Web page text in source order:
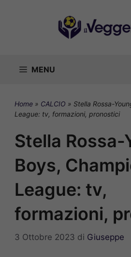
MENU
Home » CALCIO » Stella Rossa-
League: tv, formazioni, pronostici
Stella Rossa-
Boys,
League: tv,
formazioni,
3 Ottobre 2023 di Giuseppe